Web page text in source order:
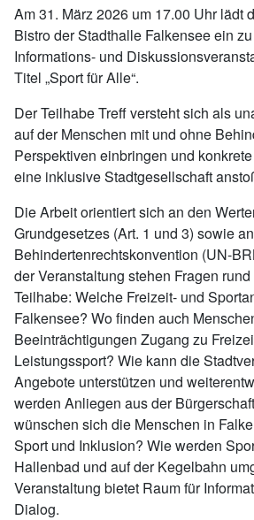
Am 31. März 2026 um 17.00 Uhr lädt
Bistro der Stadthalle Falkensee ein
Informations- und
Titel „Sport für Alle“.
Der Teilhabe Treff versteht sich als
auf der Menschen mit und ohne
Perspektiven einbringen und
eine inklusive Stadtgesellschaft
Die Arbeit orientiert sich an den
Grundgesetzes (Art. 1 und 3) sowie
Behindertenrechtskonvention (UN-
der Veranstaltung stehen Fragen
Teilhabe: Welche Freizeit- und
Falkensee? Wo finden auch
Beeinträchtigungen Zugang zu
Leistungssport? Wie kann die
Angebote unterstützen und
werden Anliegen aus der
wünschen sich die Menschen in
Sport und Inklusion? Wie werden
Hallenbad und auf der Kegelbahn
Veranstaltung bietet Raum für
Dialog.